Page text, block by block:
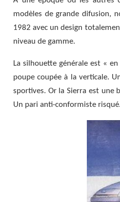
modèles de grande difusion,
1982 avec un design
niveau de gamme.
La silhouette générale est «
poupe coupée à la verticale.
sportives. Or la Sierra est une
Un pari anti-conformiste risqué.